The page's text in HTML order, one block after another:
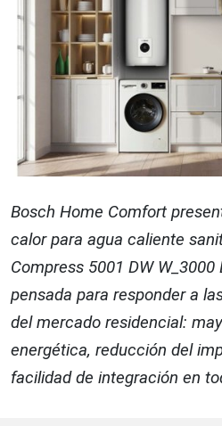
Bosch Home Comfort
calor para agua caliente
Compress 5001 DW W_3000
pensada para responder a
del mercado residencial:
energética, reducción del
facilidad de integración en